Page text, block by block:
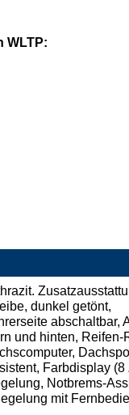
WLTP:
dunkel getönt,
abschaltbar,
und hinten, Reifen-
Farbdisplay
Notbrems-
mit